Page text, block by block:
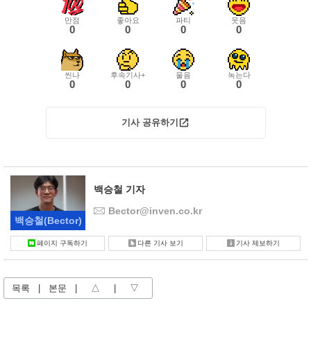
만점
0
좋아요
0
파티
0
웃음
0
씬나
0
후속기사+
0
울음
0
녹는다
0
기사 공유하기
백승철(Bector)
백승철 기자
Bector@inven.co.kr
페이지 구독하기 다른 기사 보기 기사 제보하기
목록 본문 △ ▽